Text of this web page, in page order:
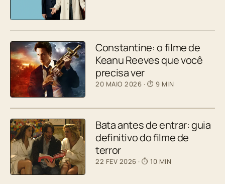
Constantine: o filme de
Keanu Reeves que você
precisa ver
20 MAIO 2026 · ⏱ 9 MIN
Bata antes de entrar: guia
definitivo do filme de
terror
22 FEV 2026 · ⏱ 10 MIN